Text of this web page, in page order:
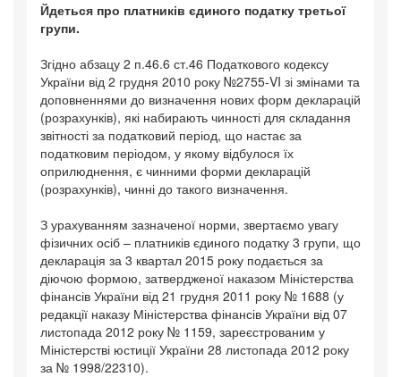
Йдеться про платників єдиного податку третьої
групи.
Згідно абзацу 2 п.46.6 ст.46 Податкового кодексу
України від 2 грудня 2010 року №2755-VI зі змінами та
доповненнями до визначення нових форм декларацій
(розрахунків), які набирають чинності для складання
звітності за податковий період, що настає за
податковим періодом, у якому відбулося їх
оприлюднення, є чинними форми декларацій
(розрахунків), чинні до такого визначення.
З урахуванням зазначеної норми, звертаємо увагу
фізичних осіб – платників єдиного податку 3 групи, що
декларація за 3 квартал 2015 року подається за
діючою формою, затвердженої наказом Міністерства
фінансів України від 21 грудня 2011 року № 1688 (у
редакції наказу Міністерства фінансів України від 07
листопада 2012 року № 1159, зареєстрованим у
Міністерстві юстиції України 28 листопада 2012 року
за № 1998/22310).